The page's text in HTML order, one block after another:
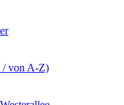
/ von A-Z)